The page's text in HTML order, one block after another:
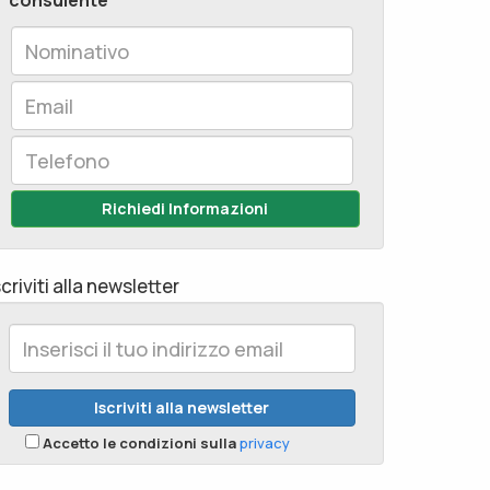
Richiedi Informazioni
alla newsletter
Accetto le condizioni sullaprivacy